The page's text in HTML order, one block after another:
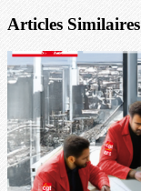
Articles Similaires